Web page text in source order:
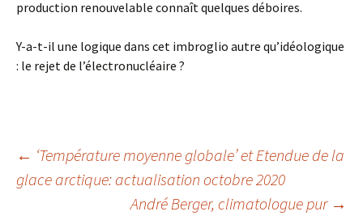
production renouvelable connaît quelques déboires.
Y-a-t-il une logique dans cet imbroglio autre qu’idéologique
: le rejet de l’électronucléaire ?
Navigation
← ‘Température moyenne globale’ et Etendue de la
glace arctique: actualisation octobre 2020
André Berger, climatologue pur →